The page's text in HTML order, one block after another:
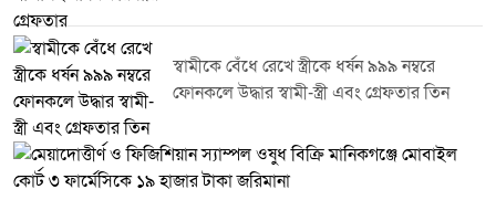
স্বামীকে বেঁধে রেখে স্ত্রীকে ধর্ষন ৯৯৯ নম্বরে
ফোনকলে উদ্ধার স্বামী-স্ত্রী এবং গ্রেফতার তিন